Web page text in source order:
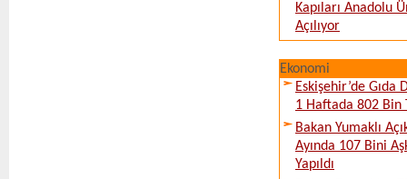
Kapıları Anadolu
Açılıyor
Ekonomi
Eskişehir’de
1 Haftada 802 Bin
Bakan Yumaklı
Ayında 107 Bini
Yapıldı